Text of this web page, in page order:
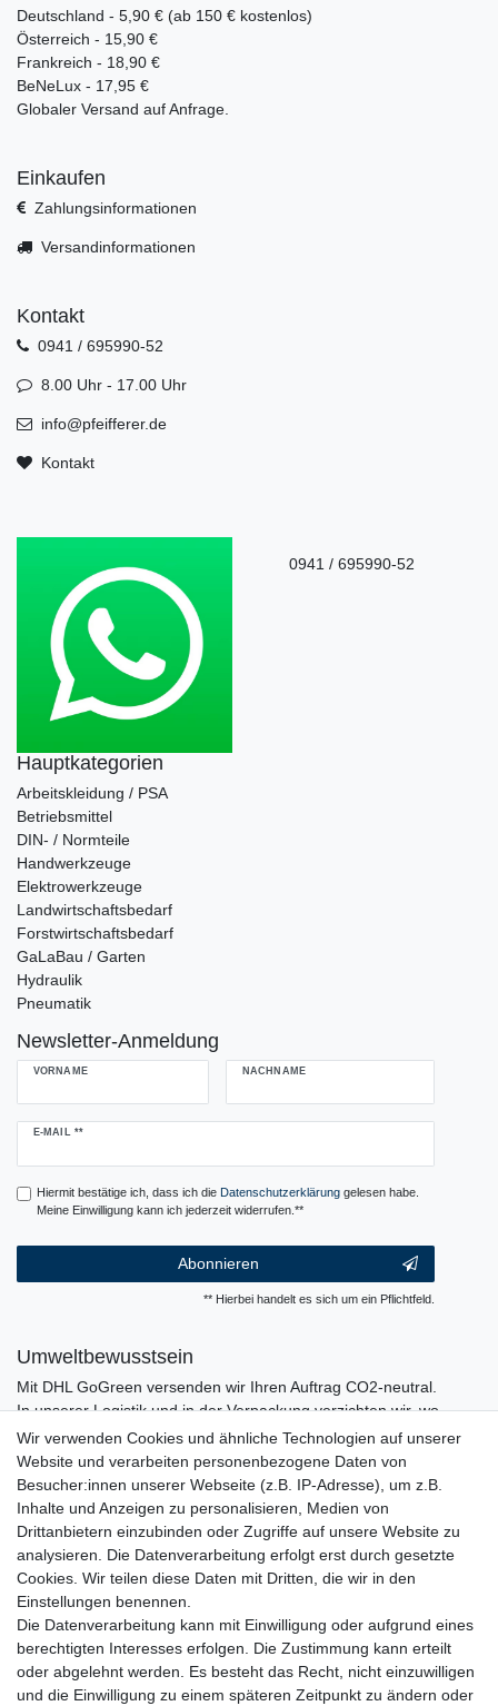
Deutschland - 5,90 € (ab 150 € kostenlos)
Österreich - 15,90 €
Frankreich - 18,90 €
BeNeLux - 17,95 €
Globaler Versand auf Anfrage.
Einkaufen
Zahlungsinformationen
Versandinformationen
Kontakt
0941 / 695990-52
8.00 Uhr - 17.00 Uhr
info@pfeifferer.de
Kontakt
0941 / 695990-52
Hauptkategorien
Arbeitskleidung / PSA
Betriebsmittel
DIN- / Normteile
Handwerkzeuge
Elektrowerkzeuge
Landwirtschaftsbedarf
Forstwirtschaftsbedarf
GaLaBau / Garten
Hydraulik
Pneumatik
Newsletter-Anmeldung
VORNAME NACHNAME
E-MAIL **
Newsletter
Hiermit bestätige ich, dass ich die Daten­schutz­erklärunggelesen habe.
Meine Einwilligung kann ich jederzeit widerrufen.**
Abonnieren
** Hierbei handelt es sich um ein Pflichtfeld.
Umweltbewusstsein
Mit DHL GoGreen versenden wir Ihren Auftrag CO2-neutral.
In unserer Logistik und in der Verpackung verzichten wir, wo
immer es möglich ist, auf den Einsatz von Kunststoffen und
Plastik.
Wir verwenden Cookies und ähnliche Technologien auf unserer
Website und verarbeiten personenbezogene Daten von
Besucher:innen unserer Webseite (z.B. IP-Adresse), um z.B.
Inhalte und Anzeigen zu personalisieren, Medien von
Drittanbietern einzubinden oder Zugriffe auf unsere Website zu
analysieren. Die Datenverarbeitung erfolgt erst durch gesetzte
Cookies. Wir teilen diese Daten mit Dritten, die wir in den
Einstellungen benennen.
Die Datenverarbeitung kann mit Einwilligung oder aufgrund eines
berechtigten Interesses erfolgen. Die Zustimmung kann erteilt
oder abgelehnt werden. Es besteht das Recht, nicht einzuwilligen
und die Einwilligung zu einem späteren Zeitpunkt zu ändern oder